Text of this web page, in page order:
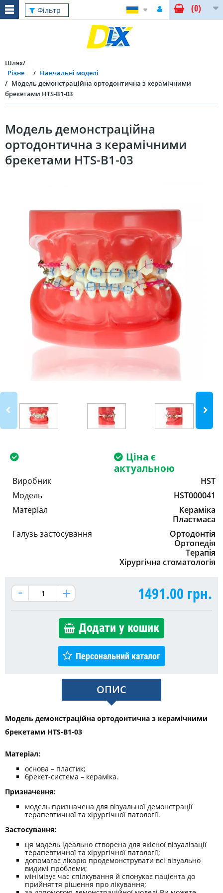
Фільтр (0)
Шлях
Різне
Навчальні моделі
Модель демонстраційна ортодонтична з керамічними
брекетами HTS-B1-03
Модель демонстраційна
ортодонтична з керамічними
брекетами HTS-B1-03
Ціна є
актуальною
Виробник
HST
Модель
HST000041
Матеріал
Кераміка
Пластмаса
Галузь застосування
Ортодонтія
Ортопедія
Терапія
Хірургічна стоматологія
1491.00 грн.
Додати у кошик
Персональний каталог
ОПИС
Модель демонстраційна ортодонтична з керамічними
брекетами HTS-B1-03
Матеріал:
основа – пластик;
брекет-система – кераміка.
Призначення:
модель призначена для візуальної демонстрації
терапевтичної та хірургічної патології.
Застосування:
ця модель ідеально створена для якісної візуалізації
терапевтичної та хірургічної патології;
допомагає лікарю продемонструвати всі візуально
видимі проблеми;
мінімізує час спілкування й спонукає пацієнта до
прийняття рішення про лікування;